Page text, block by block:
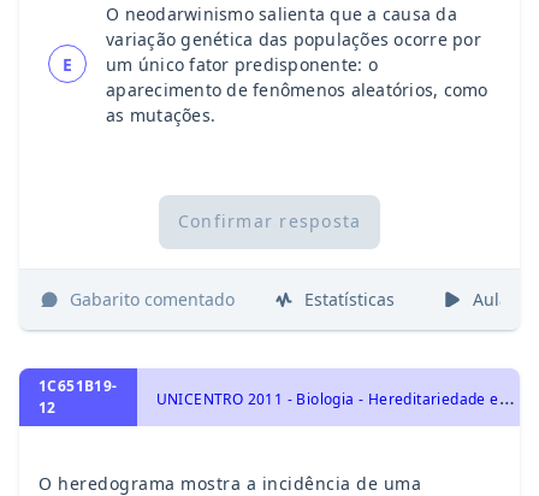
E
O neodarwinismo salienta que a causa da
variação genética das populações ocorre por
um único fator predisponente: o
aparecimento de fenômenos aleatórios, como
as mutações.
Confirmar resposta
Gabarito comentado Estatísticas Aulas
1C651B19-
12
U
NICENTRO 2011 - Biologia - Hereditariedade e diversidade da vida, Introdução à genética: 1ª e 2ª leis de Mendel
O heredograma mostra a incidência de uma